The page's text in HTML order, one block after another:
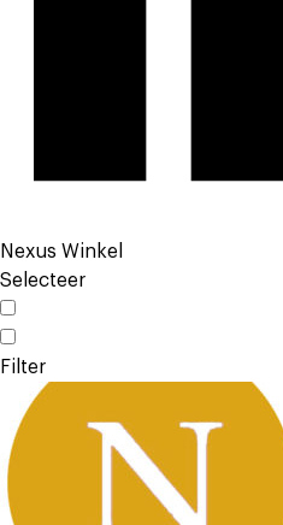
Nexus Winkel
Selecteer
Filter